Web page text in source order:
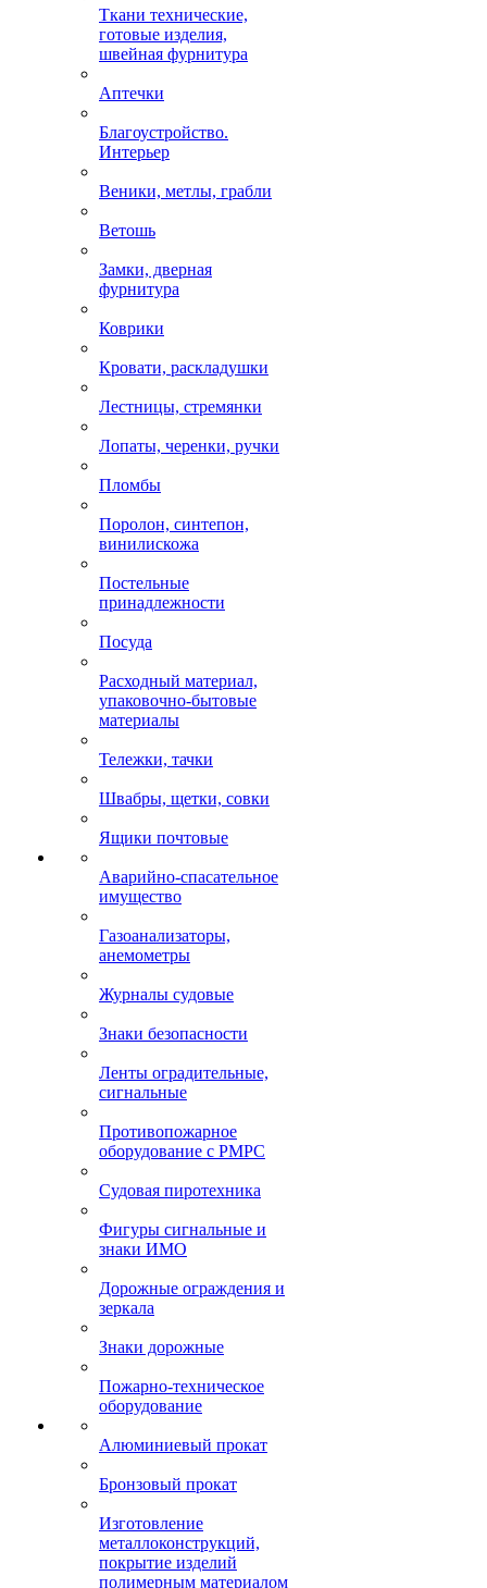
Ткани технические,
готовые изделия,
швейная фурнитура
Аптечки
Благоустройство.
Интерьер
Веники, метлы, грабли
Ветошь
Замки, дверная
фурнитура
Коврики
Кровати, раскладушки
Лестницы, стремянки
Лопаты, черенки, ручки
Пломбы
Поролон, синтепон,
винилискожа
Постельные
принадлежности
Посуда
Расходный материал,
упаковочно-бытовые
материалы
Тележки, тачки
Швабры, щетки, совки
Ящики почтовые
Аварийно-спасательное
имущество
Газоанализаторы,
анемометры
Журналы судовые
Знаки безопасности
Ленты оградительные,
сигнальные
Противопожарное
оборудование с РМРС
Судовая пиротехника
Фигуры сигнальные и
знаки ИМО
Дорожные ограждения и
зеркала
Знаки дорожные
Пожарно-техническое
оборудование
Алюминиевый прокат
Бронзовый прокат
Изготовление
металлоконструкций,
покрытие изделий
полимерным материалом